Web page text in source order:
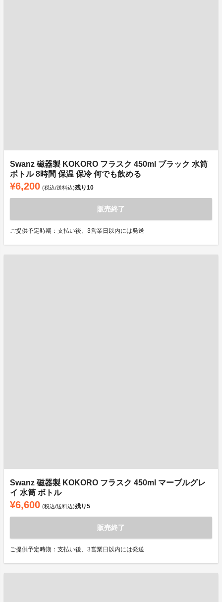
Swanz 磁器製 KOKORO フラスク 450ml ブラック 水筒
ボトル 8時間 保温 保冷 何でも飲める
¥6,200 (税込/送料込)残り10
販売終了
ご提供予定時期：支払い後、3営業日以内には発送
Swanz 磁器製 KOKORO フラスク 450ml マーブルグレ
イ 水筒 ボトル
¥6,600 (税込/送料込)残り5
販売終了
ご提供予定時期：支払い後、3営業日以内には発送